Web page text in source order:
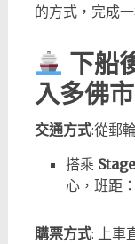
的方式，完成
下船
入多佛
交通方式:從郵
搭乘
心，班距
購票方式: 上車